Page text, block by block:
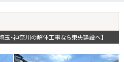
・神奈川の解体工事なら東央建設へ】